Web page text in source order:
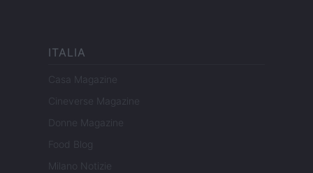
ITALIA
Casa Magazine
Cineverse Magazine
Donne Magazine
Food Blog
Milano Notizie